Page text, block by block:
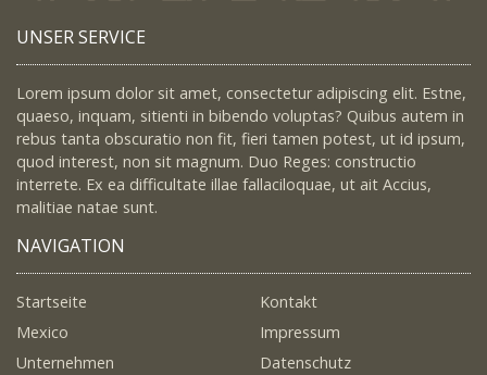
UNSER SERVICE
Lorem ipsum dolor sit amet, consectetur adipiscing elit. Estne,
quaeso, inquam, sitienti in bibendo voluptas? Quibus autem in
rebus tanta obscuratio non fit, fieri tamen potest, ut id ipsum,
quod interest, non sit magnum. Duo Reges: constructio
interrete. Ex ea difficultate illae fallaciloquae, ut ait Accius,
malitiae natae sunt.
NAVIGATION
Startseite
Mexico
Unternehmen
Kontakt
Impressum
Datenschutz